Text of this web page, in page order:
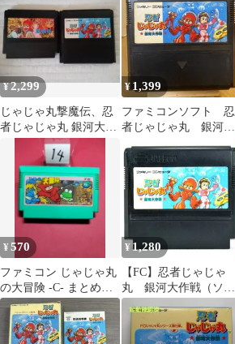
¥2,299
じゃじゃ丸撃魔伝、忍
者じゃじゃ丸 銀河大作
¥1,399
ファミコンソフト 忍
者じゃじゃ丸 銀河大
作戦 ソフトのみ 中
古
¥570
ファミコン じゃじゃ丸
の大冒険 -C- まとめ買
い大歓迎
¥ 1,280
【FC】忍者じゃじゃ
丸 銀河大作戦（ソフ
トのみ） ファミコン